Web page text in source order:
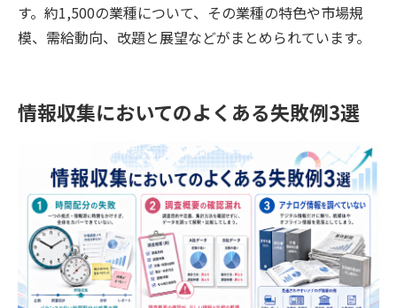
す。約1,500の業種について、その業種の特色や市場規
模、需給動向、改題と展望などがまとめられています。
情報収集においてのよくある失敗例3選